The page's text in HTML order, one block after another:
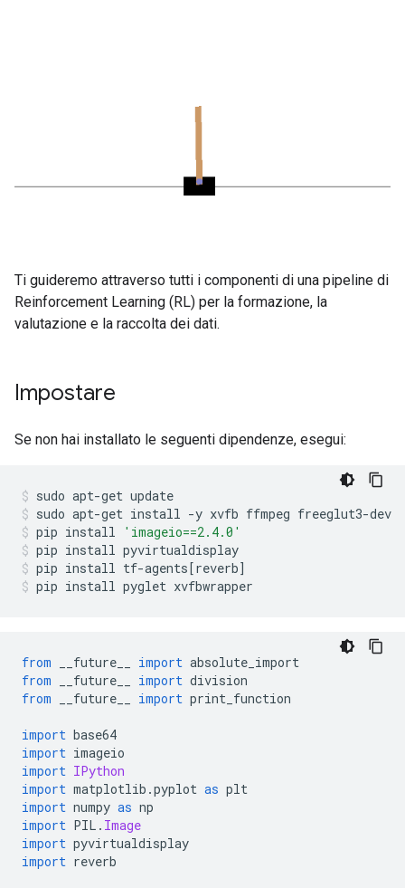
Ti guideremo attraverso tutti i componenti di una pipeline di
Reinforcement Learning (RL) per la formazione, la
valutazione e la raccolta dei dati.
Impostare
Se non hai installato le seguenti dipendenze, esegui:
sudo apt-get update
sudo apt-get install -y xvfb ffmpeg freeglut3-dev
pip install
'imageio==2.4.0'
pip install pyvirtualdisplay
pip install tf-agents [reverb]
pip install pyglet xvfbwrapper
from __future__ import absolute_import
from __future__ import division
from __future__ import print_function
import base64
import imageio
import IPython
import matplotlib .pyplot as plt
import numpy as np
import PIL . Image
import pyvirtualdisplay
import reverb